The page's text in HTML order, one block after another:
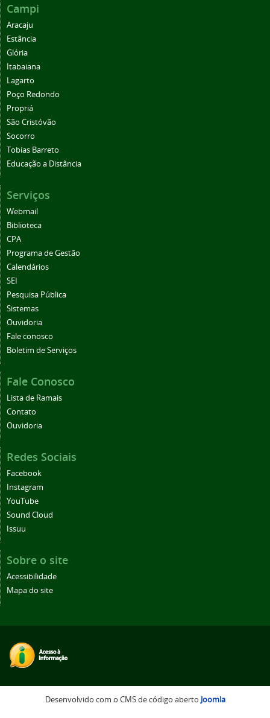
Campi
Aracaju
Estância
Glória
Itabaiana
Lagarto
Poço Redondo
Propriá
São Cristóvão
Socorro
Tobias Barreto
Educação a Distância
Serviços
Webmail
Biblioteca
CPA
Programa de Gestão
Calendários
SEI
Pesquisa Pública
Sistemas
Ouvidoria
Fale conosco
Boletim de Serviços
Fale Conosco
Lista de Ramais
Contato
Ouvidoria
Redes Sociais
Facebook
Instagram
YouTube
Sound Cloud
Issuu
Sobre o site
Acessibilidade
Mapa do site
Desenvolvido com o CMS de código aberto Joomla